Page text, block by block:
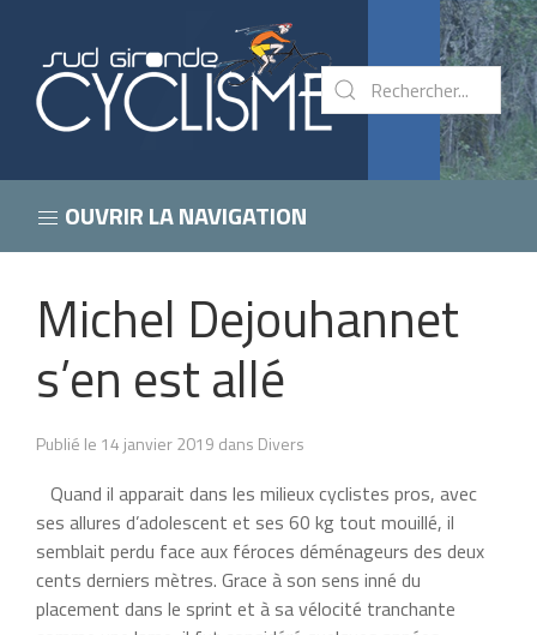
OUVRIR LA NAVIGATION
Michel Dejouhannet
s’en est allé
Publié le 14 janvier 2019 dans Divers
Quand il apparait dans les milieux cyclistes pros, avec
ses allures d’adolescent et ses 60 kg tout mouillé, il
semblait perdu face aux féroces déménageurs des deux
cents derniers mètres. Grace à son sens inné du
placement dans le sprint et à sa vélocité tranchante